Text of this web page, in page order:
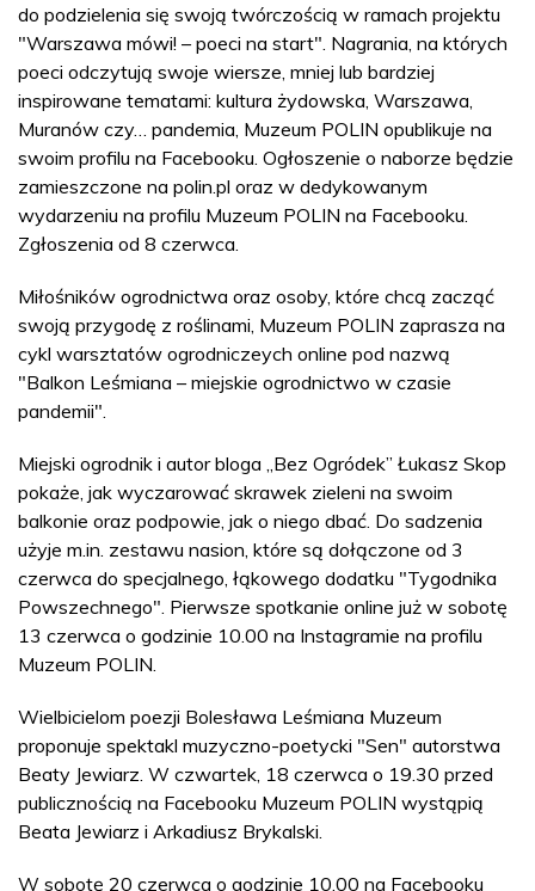
do podzielenia się swoją twórczością w ramach projektu
"Warszawa mówi! – poeci na start". Nagrania, na których
poeci odczytują swoje wiersze, mniej lub bardziej
inspirowane tematami: kultura żydowska, Warszawa,
Muranów czy… pandemia, Muzeum POLIN opublikuje na
swoim profilu na Facebooku. Ogłoszenie o naborze będzie
zamieszczone na polin.pl oraz w dedykowanym
wydarzeniu na profilu Muzeum POLIN na Facebooku.
Zgłoszenia od 8 czerwca.
Miłośników ogrodnictwa oraz osoby, które chcą zacząć
swoją przygodę z roślinami, Muzeum POLIN zaprasza na
cykl warsztatów ogrodniczeych online pod nazwą
"Balkon Leśmiana – miejskie ogrodnictwo w czasie
pandemii".
Miejski ogrodnik i autor bloga „Bez Ogródek” Łukasz Skop
pokaże, jak wyczarować skrawek zieleni na swoim
balkonie oraz podpowie, jak o niego dbać. Do sadzenia
użyje m.in. zestawu nasion, które są dołączone od 3
czerwca do specjalnego, łąkowego dodatku "Tygodnika
Powszechnego". Pierwsze spotkanie online już w sobotę
13 czerwca o godzinie 10.00 na Instagramie na profilu
Muzeum POLIN.
Wielbicielom poezji Bolesława Leśmiana Muzeum
proponuje spektakl muzyczno-poetycki "Sen" autorstwa
Beaty Jewiarz. W czwartek, 18 czerwca o 19.30 przed
publicznością na Facebooku Muzeum POLIN wystąpią
Beata Jewiarz i Arkadiusz Brykalski.
W sobotę 20 czerwca o godzinie 10.00 na Facebooku